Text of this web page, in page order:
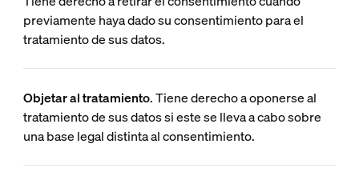
previamente haya dado su consentimiento para el
tratamiento de sus datos.
Objetar al tratamiento. Tiene derecho a oponerse al
tratamiento de sus datos si este se lleva a cabo sobre
una base legal distinta al consentimiento.